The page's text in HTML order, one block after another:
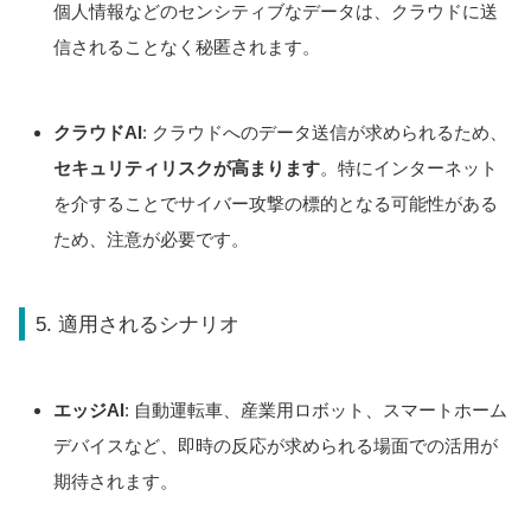
個人情報などのセンシティブなデータは、クラウドに送
信されることなく秘匿されます。
クラウドAI: クラウドへのデータ送信が求められるため、
セキュリティリスクが高まります。特にインターネット
を介することでサイバー攻撃の標的となる可能性がある
ため、注意が必要です。
5. 適用されるシナリオ
エッジAI: 自動運転車、産業用ロボット、スマートホーム
デバイスなど、即時の反応が求められる場面での活用が
期待されます。